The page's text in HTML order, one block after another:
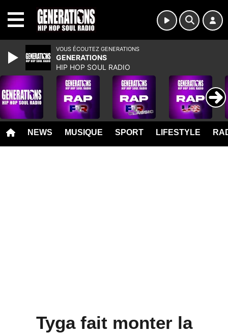
NEWS MUSIQUE SPORT LIFESTYLE
Tyga fait monter la
VOUS ÉCOUTEZ GENERATIONS
GENERATIONS
HIP HOP SOUL RADIO